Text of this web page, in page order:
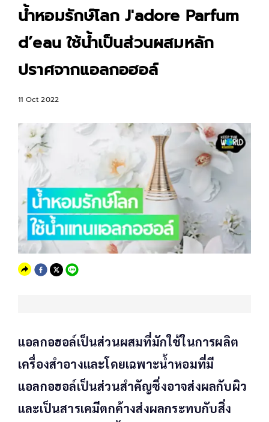
น้ำหอมรักษ์โลก J'adore Parfum
d’eau ใช้น้ำเป็นส่วนผสมหลัก
ปราศจากแอลกอฮอล์
11 Oct 2022
แอลกอฮอล์เป็นส่วนผสมที่มักใช้ในการผลิต
เครื่องสำอางและโดยเฉพาะน้ำหอมที่มี
แอลกอฮอล์เป็นส่วนสำคัญซึ่งอาจส่งผลกับผิว
และเป็นสารเคมีตกค้างส่งผลกระทบกับสิ่ง